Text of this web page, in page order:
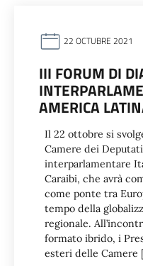
22 OCTUBRE 2021
III FORUM DI
AMERICA
Il 22 ottobre si
Camere dei
interparlamentare
Caraibi, che avrà
come ponte tra
tempo della
regionale.
formato ibrido, i
esteri delle Camere